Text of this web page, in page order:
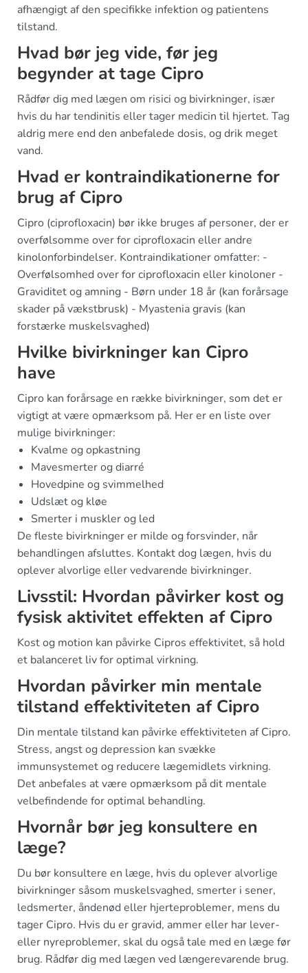
afhængigt af den specifikke infektion og patientens
tilstand.
Hvad bør jeg vide, før jeg
begynder at tage Cipro
Rådfør dig med lægen om risici og bivirkninger, især
hvis du har tendinitis eller tager medicin til hjertet. Tag
aldrig mere end den anbefalede dosis, og drik meget
vand.
Hvad er kontraindikationerne for
brug af Cipro
Cipro (ciprofloxacin) bør ikke bruges af personer, der er
overfølsomme over for ciprofloxacin eller andre
kinolonforbindelser. Kontraindikationer omfatter: -
Overfølsomhed over for ciprofloxacin eller kinoloner -
Graviditet og amning - Børn under 18 år (kan forårsage
skader på vækstbrusk) - Myastenia gravis (kan
forstærke muskelsvaghed)
Hvilke bivirkninger kan Cipro
have
Cipro kan forårsage en række bivirkninger, som det er
vigtigt at være opmærksom på. Her er en liste over
mulige bivirkninger:
Kvalme og opkastning
Mavesmerter og diarré
Hovedpine og svimmelhed
Udslæt og kløe
Smerter i muskler og led
De fleste bivirkninger er milde og forsvinder, når
behandlingen afsluttes. Kontakt dog lægen, hvis du
oplever alvorlige eller vedvarende bivirkninger.
Livsstil: Hvordan påvirker kost og
fysisk aktivitet effekten af Cipro
Kost og motion kan påvirke Cipros effektivitet, så hold
et balanceret liv for optimal virkning.
Hvordan påvirker min mentale
tilstand effektiviteten af Cipro
Din mentale tilstand kan påvirke effektiviteten af Cipro.
Stress, angst og depression kan svække
immunsystemet og reducere lægemidlets virkning.
Det anbefales at være opmærksom på dit mentale
velbefindende for optimal behandling.
Hvornår bør jeg konsultere en
læge?
Du bør konsultere en læge, hvis du oplever alvorlige
bivirkninger såsom muskelsvaghed, smerter i sener,
ledsmerter, åndenød eller hjerteproblemer, mens du
tager Cipro. Hvis du er gravid, ammer eller har lever-
eller nyreproblemer, skal du også tale med en læge før
brug. Rådfør dig med lægen ved længerevarende brug.